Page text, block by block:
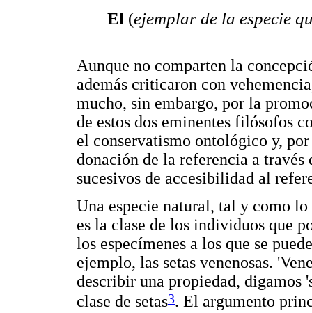
El (ejemplar de la especie
Aunque no comparten la
además criticaron con
mucho, sin embargo, por la
de estos dos eminentes filósofos
el conservatismo ontológico y,
donación de la referencia a
sucesivos de accesibilidad al
Una especie natural, tal y como
es la clase de los individuos que
los especímenes a los que se
ejemplo, las setas venenosas.
describir una propiedad, digamos
clase de setas3. El argumento